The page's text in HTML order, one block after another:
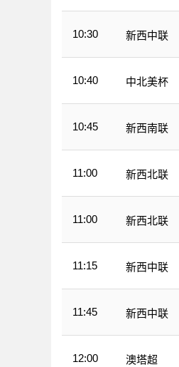
10:30 新西中联
10:40 中北美杯
10:45 新西南联
11:00 新西北联
11:00 新西北联
11:15 新西中联
11:45 新西中联
12:00 澳塔超